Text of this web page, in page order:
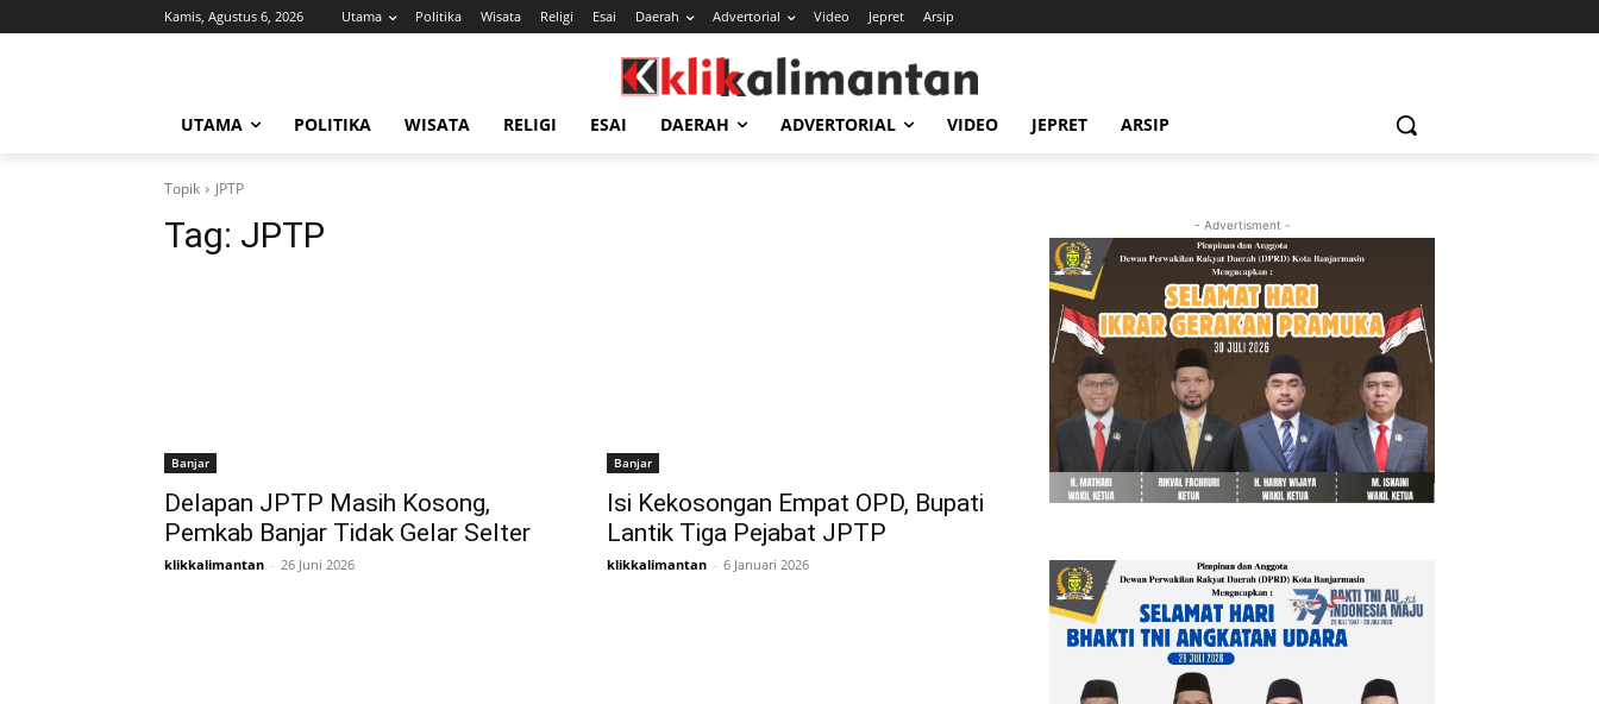
Kamis, Agustus 6, 2026 Utama Politika Wisata Religi Esai Daerah Advertorial Video Jepret Arsip
UTAMA POLITIKA WISATA RELIGI ESAI DAERAH ADVERTORIAL VIDEO JEPRET ARSIP
Topik JPTP
Tag: JPTP
Banjar
Delapan JPTP Masih Kosong,
Pemkab Banjar Tidak Gelar Selter
klikkalimantan - 26 Juni 2026
Banjar
Isi Kekosongan Empat OPD, Bupati
Lantik Tiga Pejabat JPTP
klikkalimantan - 6 Januari 2026
- Advertisment -